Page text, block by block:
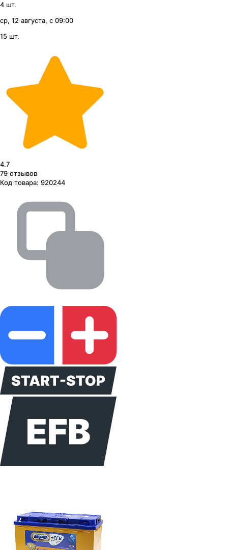
4 шт.
ср, 12 августа, с 09:00
15 шт.
4.7
79 отзывов
Код товара: 920244